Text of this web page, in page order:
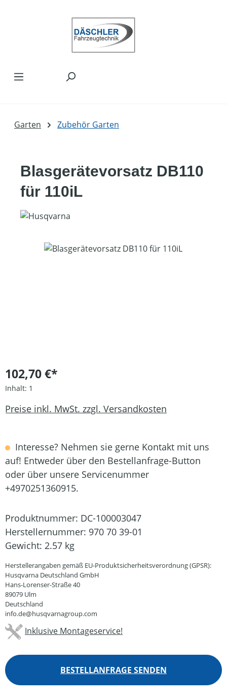
Garten Zubehör Garten
Blasgerätevorsatz DB110
für 110iL
Bildergalerie überspringen
102,70 €*
Inhalt: 1
Preise inkl. MwSt. zzgl. Versandkosten
Interesse? Nehmen sie gerne Kontakt mit uns
auf! Entweder über den Bestellanfrage-Button
oder über unsere Servicenummer
+4970251360915.
Produktnummer: DC-100003047
Herstellernummer: 970 70 39-01
Gewicht: 2.57 kg
Herstellerangaben gemäß EU-Produktsicherheitsverordnung (GPSR):
Husqvarna Deutschland GmbH
Hans-Lorenser-Straße 40
89079 Ulm
Deutschland
info.de@husqvarnagroup.com
Inklusive Montageservice!
BESTELLANFRAGE SENDEN